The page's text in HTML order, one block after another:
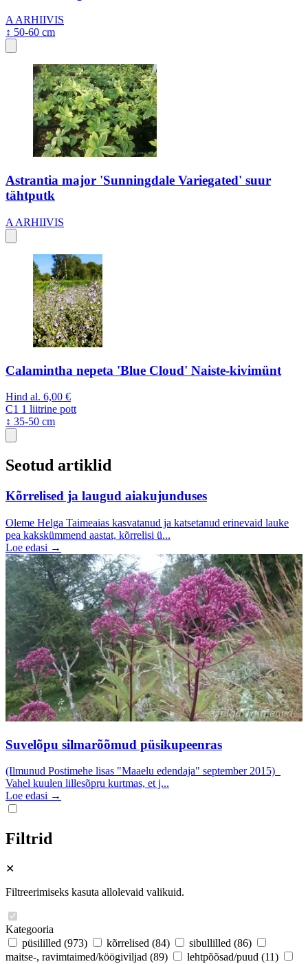
AARHIIVIS
↕ 50-60 cm
Astrantia major 'Sunningdale Variegated' suur
tähtputk
A ARHIIVIS
Calamintha nepeta 'Blue Cloud' Naiste-kivimünt
Hind al. 6,00 €
C1 1 liitrine pott
↕ 35-50 cm
Seotud artiklid
Kõrrelised ja laugud aiakujunduses
Oleme Helga Taimeaias kasvatanud ja katsetanud erinevaid lauke
pea kakskümmend aastat, kõrrelisi ü...
Loe edasi →
Suvelõpu silmarõõmud püsikupeenras
(Ilmunud Postimehe lisas "Maaelu edendaja" september 2015)
Vahel kuulen lillesõpru kurtmas, et j...
Loe edasi →
Filtrid
✕
Filtreerimiseks kasuta allolevaid valikuid.
Kategooria
püsililled (973) kõrrelised (84) sibullilled (86)
maitse-, ravimtaimed/köögiviljad (89) lehtpõõsad/puud (11)